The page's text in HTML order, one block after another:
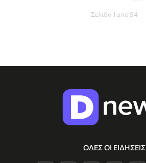
Σελίδα 1 από 94
ΟΛΕΣ ΟΙ ΕΙΔΗΣΕΙΣ